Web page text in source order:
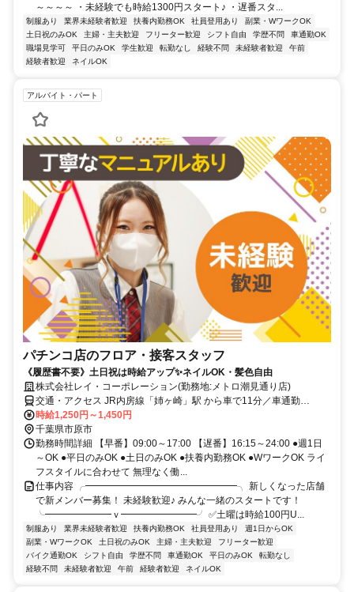
～～～～ ・未経験でも時給1300円スタート♪ ・遅番スタ...
制服あり 業界未経験者歓迎 扶養内勤務OK 社員登用あり
副業・WワークOK
土日祝のみOK
主婦・主夫歓迎 フリーター歓迎 シフト自由 学歴不問
車通勤OK
職場見学可
平日のみOK 学生歓迎 転勤なし 経験不問 未経験者歓迎
午前
経験者歓迎
ネイルOK
アルバイト・パート
パチンコ店のフロア・接客スタッフ
《履歴書不要》土日祝は時給アップ✨ネイルOK・髪色自由
株式会社レイ・コーポレーション(勤務地:メトロ潮見通り店)
交通・アクセス JR内房線「姉ヶ崎」駅 から車で11分／車通勤
OK（駐車場完備・ガソリン代支給）
時給1,250円～1,450円
千葉県市原市
勤務時間詳細 【早番】09:00～17:00 【遅番】16:15～24:00 ●週1日
～OK ●平日のみOK ●土日のみOK ●扶養内勤務OK ●WワークOK ライ
フスタイルに合わせて 無理なく働...
仕事内容 ╭━━━━━━━━━━━━━━━━╮ 新しくなった店舗
で新メンバー募集！ 未経験歓迎♪ みんな一緒のスタートです！
╰━━━━━━━ｖ━━━━━━━━╯ ✅土曜は時給100円U...
制服あり 業界未経験者歓迎 扶養内勤務OK 社員登用あり
週1日からOK
副業・WワークOK
土日祝のみOK 主婦・主夫歓迎
フリーター歓迎
バイク通勤OK
シフト自由 学歴不問 車通勤OK 平日のみOK
転勤なし
経験不問
未経験者歓迎 午前 経験者歓迎 ネイルOK